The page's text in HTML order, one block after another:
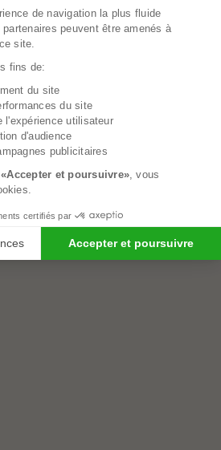
- 160 Cm74,00€
de navigation la plus fluide
peuvent être amenés à
site.
fins de:
du site
du site
utilisateur
d'audience
publicitaires
«Accepter et poursuivre» , vous
certifiés par
Accepter et poursuivre
consent